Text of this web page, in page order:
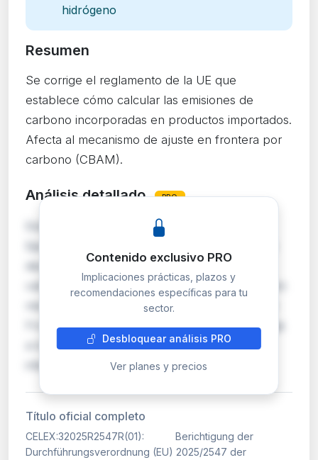
hidrógeno
Resumen
Se corrige el reglamento de la UE que
establece cómo calcular las emisiones de
carbono incorporadas en productos importados.
Afecta al mecanismo de ajuste en frontera por
carbono (CBAM).
Análisis detallado PRO
Esta corrección afecta al Reglamento de
Ejecución (UE) 2025/2547 de la Comisión, que
desarrolla los procedimientos técnicos para
calcular las emisiones incorporadas ('grises') en
mercancías sujetas al Mecanismo de Ajuste en
Frontera por Carbono (CBAM). El CBAM obliga
a los importadores de ciertos productos
intensivos e…
Contenido exclusivo PRO
Implicaciones prácticas, plazos y
recomendaciones específicas para tu
sector.
Desbloquear análisis PRO
Ver planes y precios
Título oficial completo
CELEX:32025R2547R(01): Berichtigung der
Durchführungsverordnung (EU) 2025/2547 der